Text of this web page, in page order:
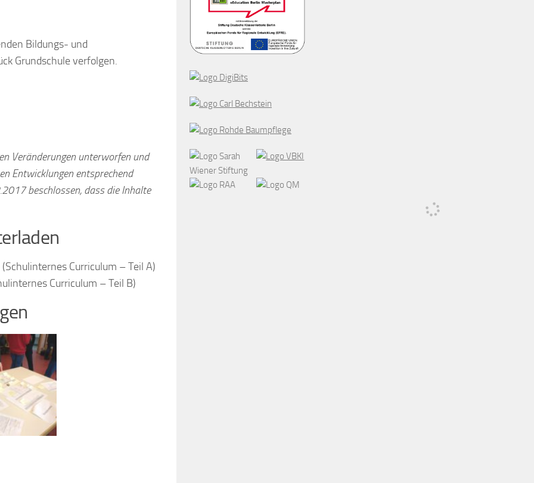
Bildungs- und
Grundschule verfolgen.
zur Akzeptanz von Vielfalt
(gender mainstreaming),
Gesundheitsförderung und
Veränderungen unterworfen und
Entwicklungen entsprechend
beschlossen, dass die Inhalte
(Schulinternes Curriculum – Teil A)
Curriculum – Teil B)